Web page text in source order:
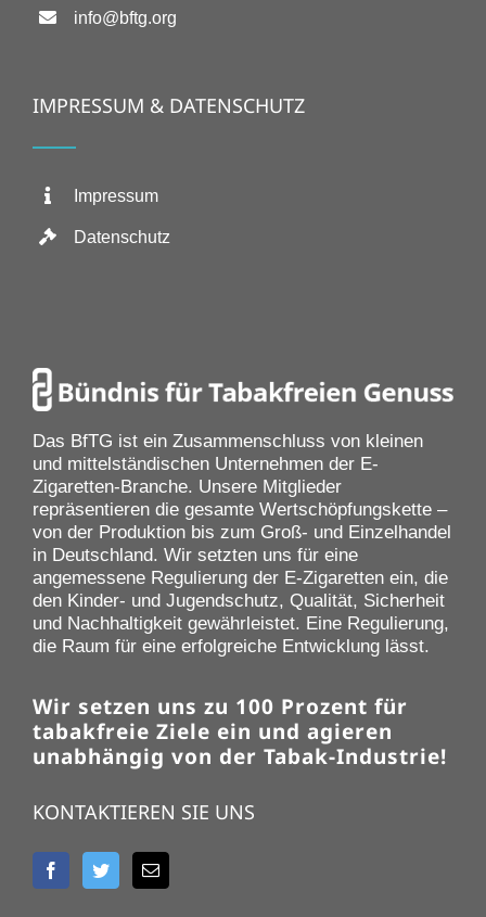
info@bftg.org
IMPRESSUM & DATENSCHUTZ
Impressum
Datenschutz
Das BfTG ist ein Zusammenschluss von kleinen
und mittelständischen Unternehmen der E-
Zigaretten-Branche. Unsere Mitglieder
repräsentieren die gesamte Wertschöpfungskette –
von der Produktion bis zum Groß- und Einzelhandel
in Deutschland. Wir setzten uns für eine
angemessene Regulierung der E-Zigaretten ein, die
den Kinder- und Jugendschutz, Qualität, Sicherheit
und Nachhaltigkeit gewährleistet. Eine Regulierung,
die Raum für eine erfolgreiche Entwicklung lässt.
Wir setzen uns zu 100 Prozent für
tabakfreie Ziele ein und agieren
unabhängig von der Tabak-Industrie!
KONTAKTIEREN SIE UNS